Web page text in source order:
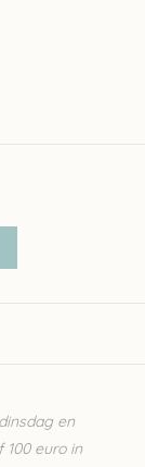
en
100 euro in